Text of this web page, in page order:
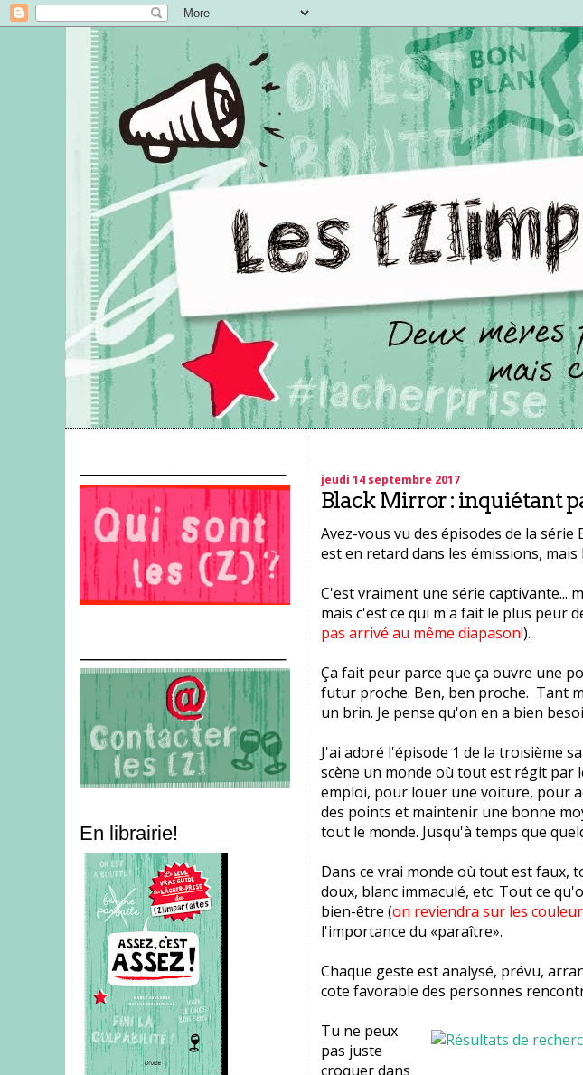
En librairie!
jeudi 14 septembre 2017
Black Mirror : inquiétant
Avez-vous vu des épisodes de la
est en retard dans les émissions,
C'est vraiment une série captivante...
mais c'est ce qui m'a fait le plus peur
pas arrivé au même diapason!).
Ça fait peur parce que ça ouvre une
futur proche. Ben, ben proche. Tant
un brin. Je pense qu'on en a bien
J'ai adoré l'épisode 1 de la troisième
scène un monde où tout est régit par
emploi, pour louer une voiture, pour
des points et maintenir une bonne
tout le monde. Jusqu'à temps que
Dans ce vrai monde où tout est faux,
doux, blanc immaculé, etc. Tout ce
bien-être (on reviendra sur les
l'importance du «paraître».
Chaque geste est analysé, prévu,
cote favorable des personnes
Tu ne peux
pas juste
croquer dans